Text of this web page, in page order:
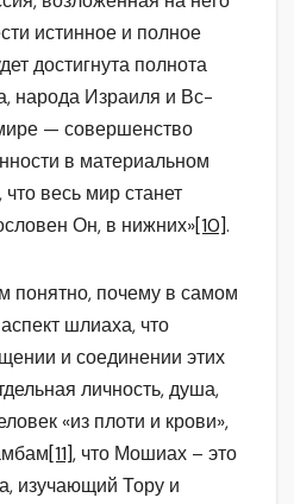
истинное и полное
достигнута полнота
народа Израиля и Вс-
— совершенство
в материальном
весь мир станет
Он, в нижних»[10].
понятно, почему в самом
шлиаха, что
и соединении этих
личность, душа,
«из плоти и крови»,
[11], что Мошиах – это
изучающий Тору и